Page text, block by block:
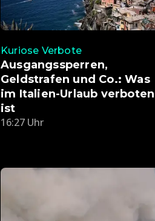
Kuriose Verbote
Ausgangssperren,
Geldstrafen und Co.: Was
im Italien-Urlaub verboten
ist
16:27 Uhr